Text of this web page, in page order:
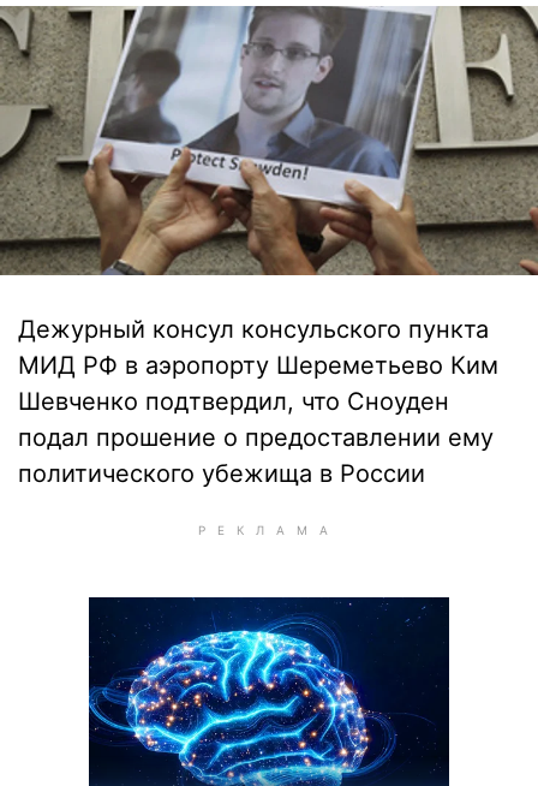
Дежурный консул консульского пункта
МИД РФ в аэропорту Шереметьево Ким
Шевченко подтвердил, что Сноуден
подал прошение о предоставлении ему
политического убежища в России